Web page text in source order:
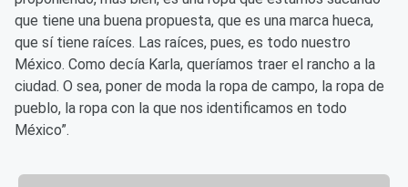
que tiene una buena propuesta, que es una marca hueca,
que sí tiene raíces. Las raíces, pues, es todo nuestro
México. Como decía Karla, queríamos traer el rancho a la
ciudad. O sea, poner de moda la ropa de campo, la ropa de
pueblo, la ropa con la que nos identificamos en todo
México”.